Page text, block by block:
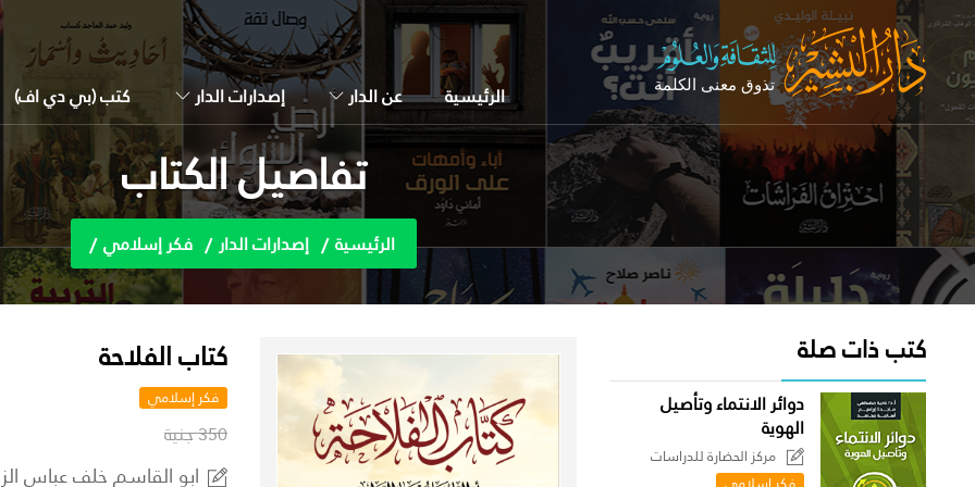
الرئيسية عن الدار إصدارات الدار كتب (بي دي اف)
تفاصيل الكتاب
الرئيسية إصدارات الدار فكر إسلامي
كتب ذات صلة
دوائر الانتماء وتأصيل
الهوية
مركز الحضارة للدراسات
السياسية
كتاب الفلاحة
فكر إسلامي
350 جنية
ابو القاسم خلف عباس